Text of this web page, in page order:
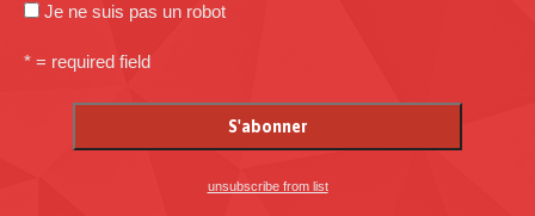
Je ne suis pas un robot
* = required field
unsubscribe from list